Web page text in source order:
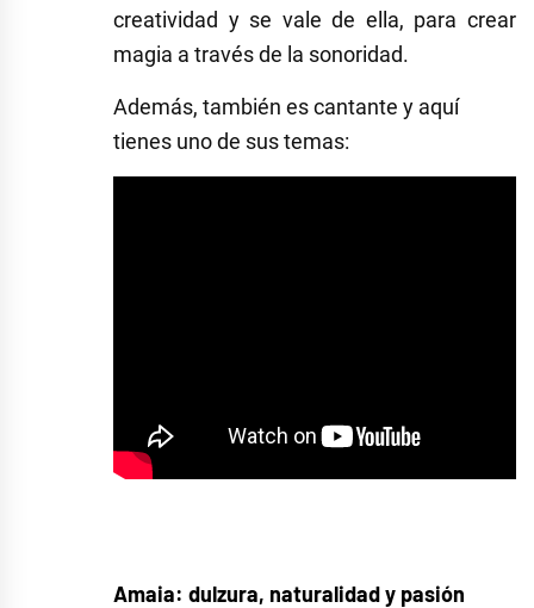
creatividad y se vale de ella, para crear
magia a través de la sonoridad.
Además, también es cantante y aquí
tienes uno de sus temas:
Amaia: dulzura, naturalidad y pasión